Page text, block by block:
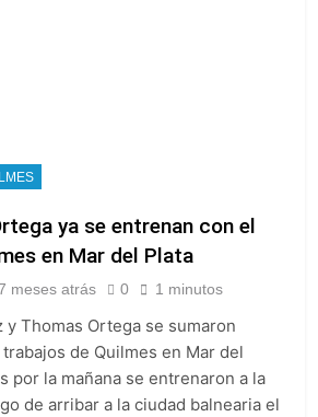
ya se entrenan con el
en Mar del Plata
meses atrás 0 1 minutos
Thomas Ortega se sumaron
de Quilmes en Mar del
por la mañana se entrenaron a la
de arribar a la ciudad balnearia el